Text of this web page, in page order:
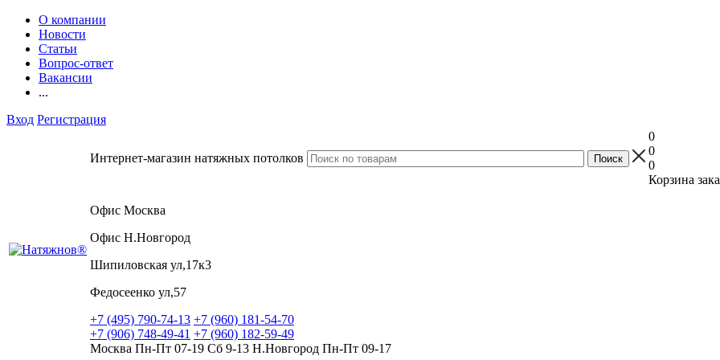
О компании
Новости
Статьи
Вопрос-ответ
Вакансии
...
Вход Регистрация
Интернет-магазин натяжных потолков
0
0
0
Корзина
Офис Москва
Офис Н.Новгород
Шипиловская ул,17к3
Федосеенко ул,57
+7 (495) 790-74-13 +7 (960) 181-54-70
+7 (906) 748-49-41 +7 (960) 182-59-49
Москва Пн-Пт 07-19 Сб 9-13 Н.Новгород Пн-Пт 09-17